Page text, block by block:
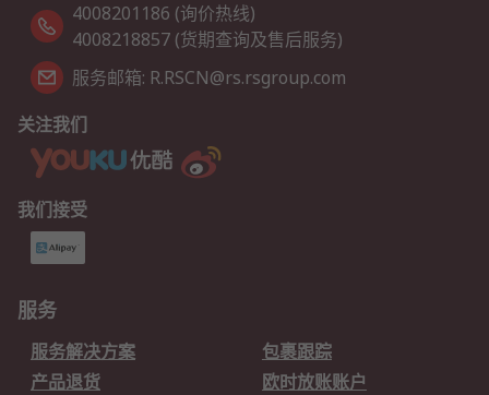
4008201186 (询价热线)
4008218857 (货期查询及售后服务)
服务邮箱: R.RSCN@rs.rsgroup.com
关注我们
我们接受
服务
服务解决方案
包裹跟踪
产品退货
欧时放账账户